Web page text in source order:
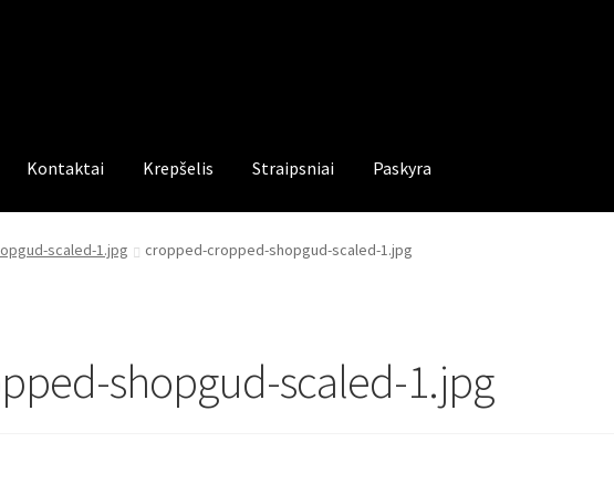
Kontaktai Krepšelis Straipsniai Paskyra
scaled-1.jpg cropped-cropped-shopgud-scaled-1.jpg
shopgud-scaled-1.jpg